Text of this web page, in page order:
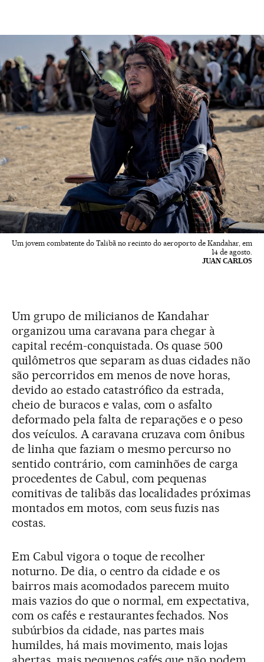
Um jovem combatente do Talibã no recinto do aeroporto de Kandahar, em
14 de agosto.
JUAN CARLOS
Um grupo de milicianos de Kandahar
organizou uma caravana para chegar à
capital recém-conquistada. Os quase 500
quilômetros que separam as duas cidades não
são percorridos em menos de nove horas,
devido ao estado catastrófico da estrada,
cheio de buracos e valas, com o asfalto
deformado pela falta de reparações e o peso
dos veículos. A caravana cruzava com ônibus
de linha que faziam o mesmo percurso no
sentido contrário, com caminhões de carga
procedentes de Cabul, com pequenas
comitivas de talibãs das localidades próximas
montados em motos, com seus fuzis nas
costas.
Em Cabul vigora o toque de recolher
noturno. De dia, o centro da cidade e os
bairros mais acomodados parecem muito
mais vazios do que o normal, em expectativa,
com os cafés e restaurantes fechados. Nos
subúrbios da cidade, nas partes mais
humildes, há mais movimento, mais lojas